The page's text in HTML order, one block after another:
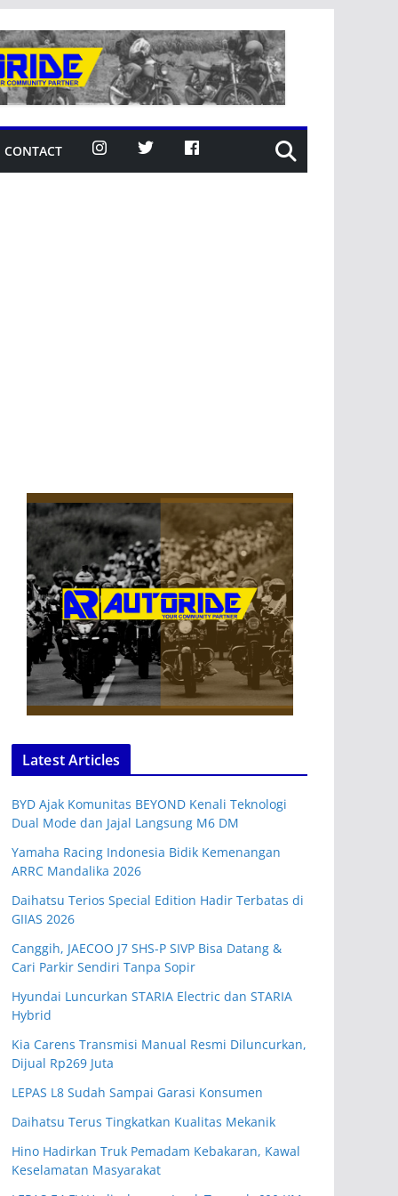
CONTACT
Latest Articles
BYD Ajak Komunitas BEYOND Kenali Teknologi
Dual Mode dan Jajal Langsung M6 DM
Yamaha Racing Indonesia Bidik Kemenangan
ARRC Mandalika 2026
Daihatsu Terios Special Edition Hadir Terbatas di
GIIAS 2026
Canggih, JAECOO J7 SHS-P SIVP Bisa Datang &
Cari Parkir Sendiri Tanpa Sopir
Hyundai Luncurkan STARIA Electric dan STARIA
Hybrid
Kia Carens Transmisi Manual Resmi Diluncurkan,
Dijual Rp269 Juta
LEPAS L8 Sudah Sampai Garasi Konsumen
Daihatsu Terus Tingkatkan Kualitas Mekanik
Hino Hadirkan Truk Pemadam Kebakaran, Kawal
Keselamatan Masyarakat